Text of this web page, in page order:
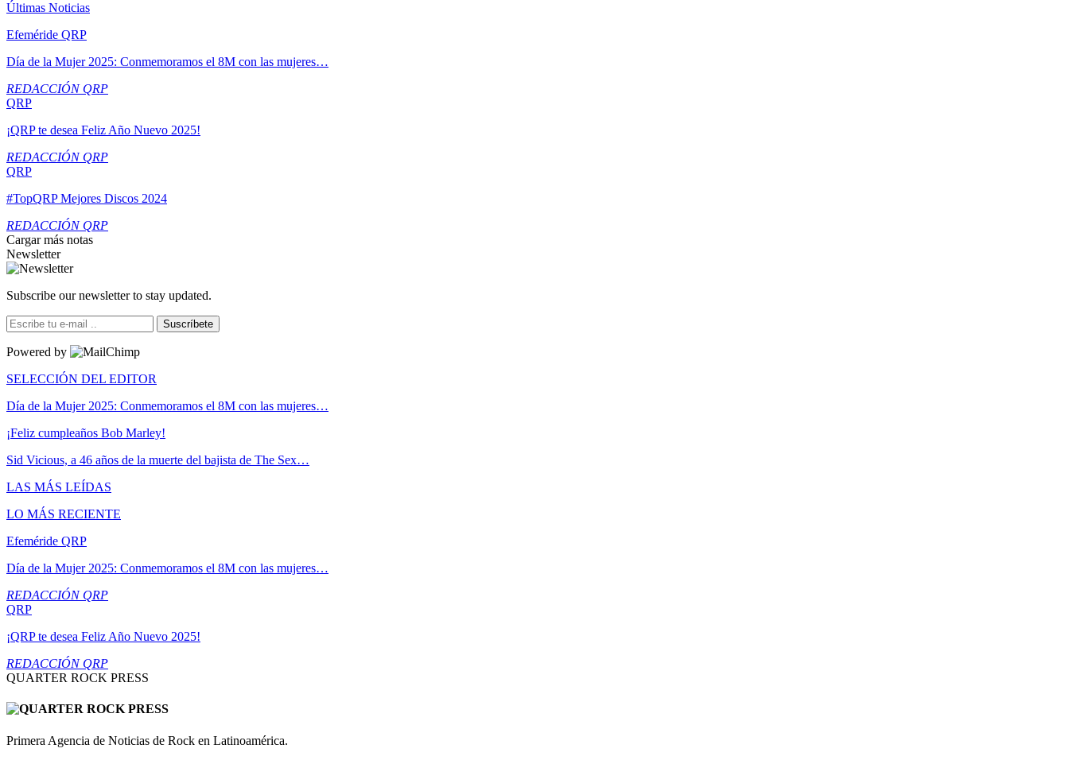
Últimas Noticias
Efeméride QRP
Día de la Mujer 2025: Conmemoramos el 8M con las mujeres…
REDACCIÓN QRP
QRP
¡QRP te desea Feliz Año Nuevo 2025!
REDACCIÓN QRP
QRP
#TopQRP Mejores Discos 2024
REDACCIÓN QRP
Cargar más notas
Newsletter
Subscribe our newsletter to stay updated.
Suscríbete
Powered by
SELECCIÓN DEL EDITOR
Día de la Mujer 2025: Conmemoramos el 8M con las mujeres…
¡Feliz cumpleaños Bob Marley!
Sid Vicious, a 46 años de la muerte del bajista de The Sex…
LAS MÁS LEÍDAS
LO MÁS RECIENTE
Efeméride QRP
Día de la Mujer 2025: Conmemoramos el 8M con las mujeres…
REDACCIÓN QRP
QRP
¡QRP te desea Feliz Año Nuevo 2025!
REDACCIÓN QRP
QUARTER ROCK PRESS
Primera Agencia de Noticias de Rock en Latinoamérica.